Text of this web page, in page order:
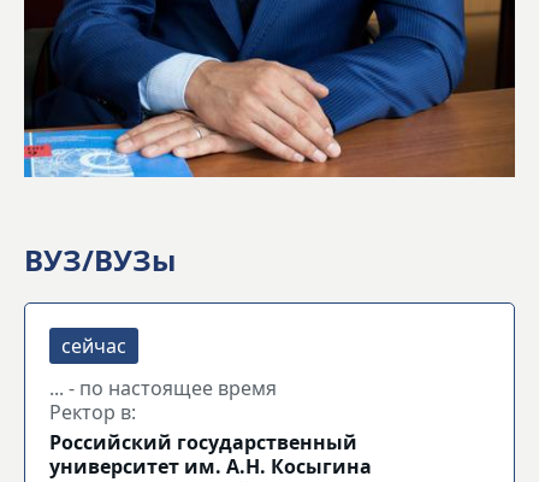
ВУЗ/ВУЗы
... - по настоящее время
Ректор в:
Российский государственный
университет им. А.Н. Косыгина